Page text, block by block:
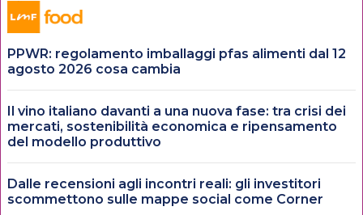
PPWR: regolamento imballaggi pfas alimenti dal 12
agosto 2026 cosa cambia
Il vino italiano davanti a una nuova fase: tra crisi dei
mercati, sostenibilità economica e ripensamento
del modello produttivo
Dalle recensioni agli incontri reali: gli investitori
scommettono sulle mappe social come Corner